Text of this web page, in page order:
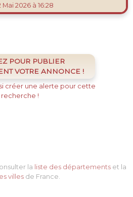
Mai 2026 à 16:28
POUR PUBLIER
VOTRE ANNONCE !
créer une alerte pour cette
recherche !
la liste des départements et la
villesde France.